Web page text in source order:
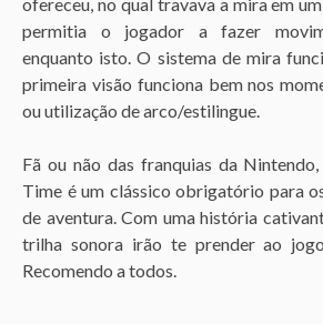
ofereceu, no qual travava a mira em
permitia o jogador a fazer
enquanto isto. O sistema de mira
primeira visão funciona bem nos
ou utilização de arco/estilingue.
Fã ou não das franquias da
Time é um clássico obrigatório para
de aventura. Com uma história
trilha sonora irão te prender ao
Recomendo a todos.